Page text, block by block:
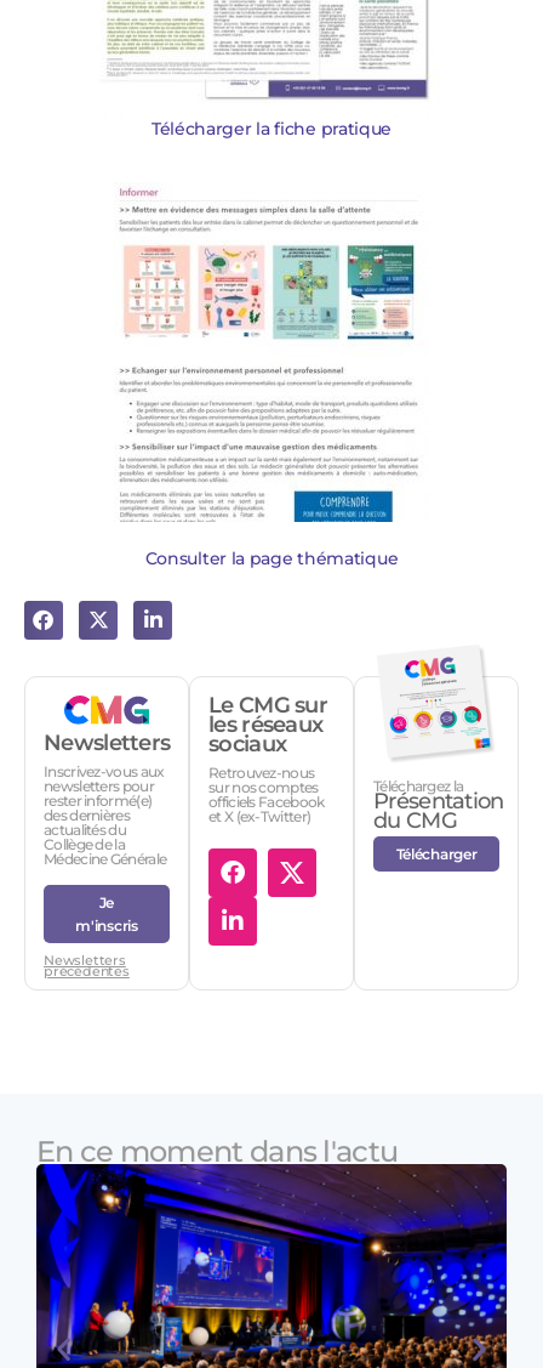
Télécharger la fiche pratique
Consulter la page thématique
Newsletters
Inscrivez-vous aux
newsletters pour
rester informé(e)
des dernières
actualités du
Collège de la
Médecine Générale
Je
m'inscris
Newsletters
précédentes
Le CMG sur
les réseaux
sociaux
Retrouvez-nous
sur nos comptes
officiels Facebook
et X (ex-Twitter)
Téléchargez la
Présentation
du CMG
Télécharger
En ce moment dans l'actu